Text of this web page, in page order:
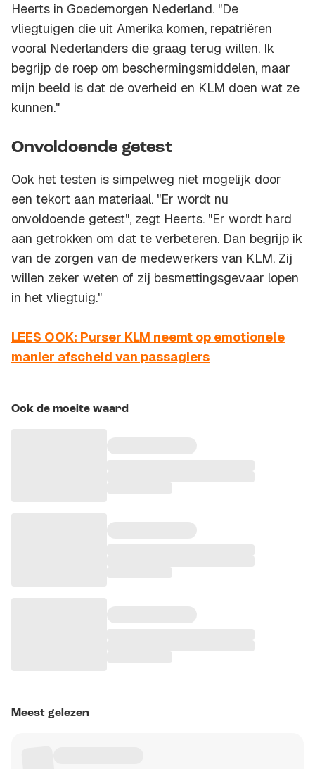
Heerts in Goedemorgen Nederland. "De
vliegtuigen die uit Amerika komen, repatriëren
vooral Nederlanders die graag terug willen. Ik
begrijp de roep om beschermingsmiddelen, maar
mijn beeld is dat de overheid en KLM doen wat ze
kunnen."
Onvoldoende getest
Ook het testen is simpelweg niet mogelijk door
een tekort aan materiaal. "Er wordt nu
onvoldoende getest", zegt Heerts. "Er wordt hard
aan getrokken om dat te verbeteren. Dan begrijp ik
van de zorgen van de medewerkers van KLM. Zij
willen zeker weten of zij besmettingsgevaar lopen
in het vliegtuig."
LEES OOK: Purser KLM neemt op emotionele
manier afscheid van passagiers
Ook de moeite waard
Meest gelezen